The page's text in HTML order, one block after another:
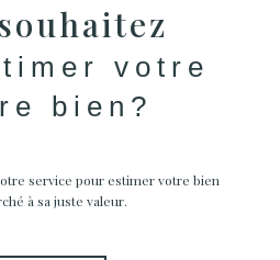
votre
bien?
service pour estimer votre bien
à sa juste valeur.